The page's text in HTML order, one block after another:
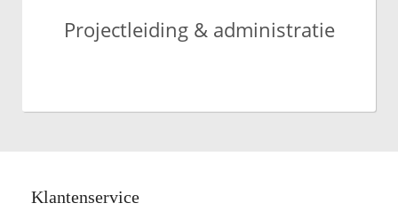
Projectleiding & administratie
Klantenservice